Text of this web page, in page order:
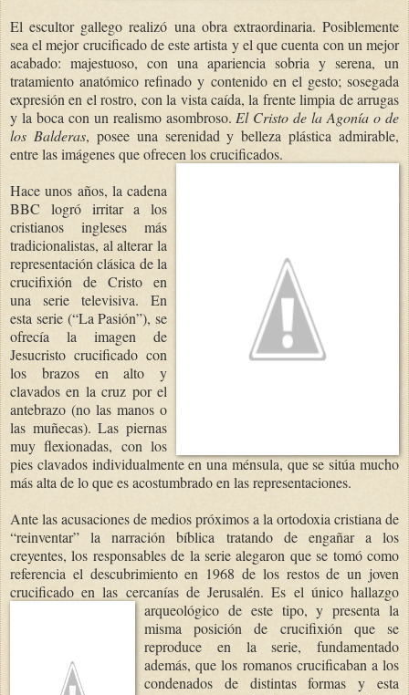
El escultor gallego realizó una obra extraordinaria. Posiblemente
sea el mejor crucificado de este artista y el que cuenta con un mejor
acabado: majestuoso, con una apariencia sobria y serena, un
tratamiento anatómico refinado y contenido en el gesto; sosegada
expresión en el rostro, con la vista caída, la frente limpia de arrugas
y la boca con un realismo asombroso. El Cristo de la Agonía o de
los Balderas, posee una serenidad y belleza plástica admirable,
entre las imágenes que ofrecen los crucificados.
Hace unos años, la cadena
BBC logró irritar a los
cristianos ingleses más
tradicionalistas, al alterar la
representación clásica de la
crucifixión de Cristo en
una serie televisiva. En
esta serie (“La Pasión”), se
ofrecía la imagen de
Jesucristo crucificado con
los brazos en alto y
clavados en la cruz por el
antebrazo (no las manos o
las muñecas). Las piernas
muy flexionadas, con los
pies clavados individualmente en una ménsula, que se sitúa mucho
más alta de lo que es acostumbrado en las representaciones.
Ante las acusaciones de medios próximos a la ortodoxia cristiana de
“reinventar” la narración bíblica tratando de engañar a los
creyentes, los responsables de la serie alegaron que se tomó como
referencia el descubrimiento en 1968 de los restos de un joven
crucificado en las cercanías de Jerusalén. Es el único hallazgo
arqueológico de este tipo, y presenta la
misma posición de crucifixión que se
reproduce en la serie, fundamentado
además, que los romanos crucificaban a los
condenados de distintas formas y esta